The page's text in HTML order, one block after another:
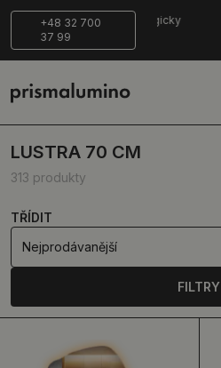
+48 32 700
37 99
Bezpečné
dodání
Ekologicky
LUSTRA 70 CM
313 produkty
TŘÍDIT
Nejprodávanější
FILTRY